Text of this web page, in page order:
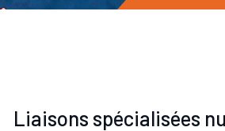
Liaisons spécialisées